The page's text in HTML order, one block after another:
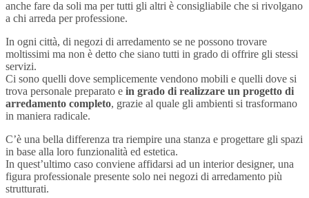
anche fare da soli ma per tutti gli altri è consigliabile che si rivolgano
a chi arreda per professione.
In ogni città, di negozi di arredamento se ne possono trovare
moltissimi ma non è detto che siano tutti in grado di offrire gli stessi
servizi.
Ci sono quelli dove semplicemente vendono mobili e quelli dove si
trova personale preparato e in grado di realizzare un progetto di
arredamento completo, grazie al quale gli ambienti si trasformano
in maniera radicale.
C’è una bella differenza tra riempire una stanza e progettare gli spazi
in base alla loro funzionalità ed estetica.
In quest’ultimo caso conviene affidarsi ad un interior designer, una
figura professionale presente solo nei negozi di arredamento più
strutturati.